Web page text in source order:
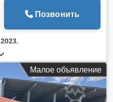
Позвонить
2023,
Малое объявление